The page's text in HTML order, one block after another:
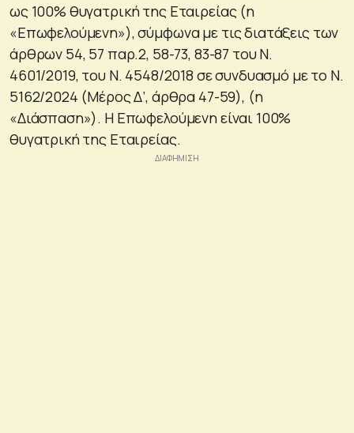
ως 100% θυγατρική της Εταιρείας (η
«Επωφελούμενη»), σύμφωνα με τις διατάξεις των
άρθρων 54, 57 παρ.2, 58-73, 83-87 του Ν.
4601/2019, του Ν. 4548/2018 σε συνδυασμό με το Ν.
5162/2024 (Μέρος Δ’, άρθρα 47-59), (η
«Διάσπαση»). Η Επωφελούμενη είναι 100%
θυγατρική της Εταιρείας.